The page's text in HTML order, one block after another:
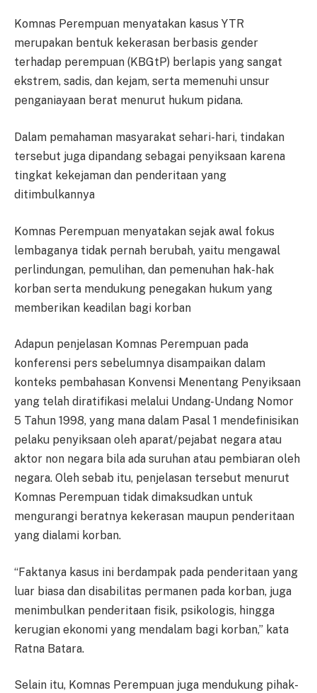
Komnas Perempuan menyatakan kasus YTR
merupakan bentuk kekerasan berbasis gender
terhadap perempuan (KBGtP) berlapis yang sangat
ekstrem, sadis, dan kejam, serta memenuhi unsur
penganiayaan berat menurut hukum pidana.
Dalam pemahaman masyarakat sehari-hari, tindakan
tersebut juga dipandang sebagai penyiksaan karena
tingkat kekejaman dan penderitaan yang
ditimbulkannya
Komnas Perempuan menyatakan sejak awal fokus
lembaganya tidak pernah berubah, yaitu mengawal
perlindungan, pemulihan, dan pemenuhan hak-hak
korban serta mendukung penegakan hukum yang
memberikan keadilan bagi korban
Adapun penjelasan Komnas Perempuan pada
konferensi pers sebelumnya disampaikan dalam
konteks pembahasan Konvensi Menentang Penyiksaan
yang telah diratifikasi melalui Undang-Undang Nomor
5 Tahun 1998, yang mana dalam Pasal 1 mendefinisikan
pelaku penyiksaan oleh aparat/pejabat negara atau
aktor non negara bila ada suruhan atau pembiaran oleh
negara. Oleh sebab itu, penjelasan tersebut menurut
Komnas Perempuan tidak dimaksudkan untuk
mengurangi beratnya kekerasan maupun penderitaan
yang dialami korban.
“Faktanya kasus ini berdampak pada penderitaan yang
luar biasa dan disabilitas permanen pada korban, juga
menimbulkan penderitaan fisik, psikologis, hingga
kerugian ekonomi yang mendalam bagi korban,” kata
Ratna Batara.
Selain itu, Komnas Perempuan juga mendukung pihak-